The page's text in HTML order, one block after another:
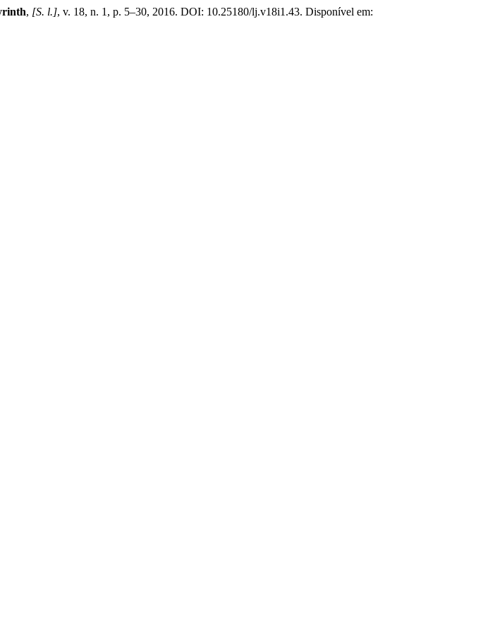
, [S. l.], v. 18, n. 1, p. 5–30, 2016. DOI: 10.25180/lj.v18i1.43. Disponível em: